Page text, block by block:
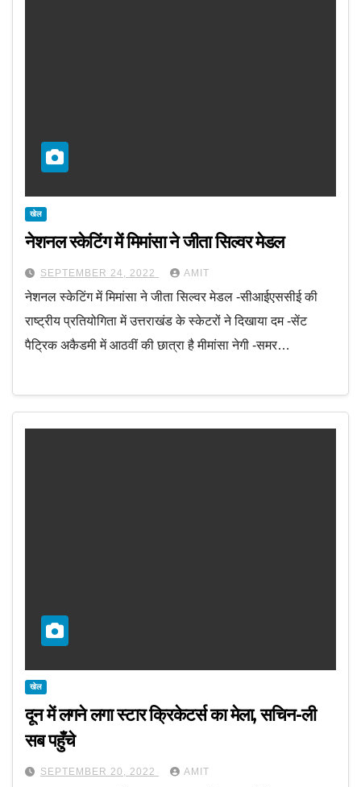
खेल
नेशनल स्केटिंग में मिमांसा ने जीता सिल्वर मेडल
SEPTEMBER 24, 2022 AMIT
नेशनल स्केटिंग में मिमांसा ने जीता सिल्वर मेडल -सीआईएससीई की
राष्ट्रीय प्रतियोगिता में उत्तराखंड के स्केटरों ने दिखाया दम -सेंट
पैट्रिक अकैडमी में आठवीं की छात्रा है मीमांसा नेगी -समर…
खेल
दून में लगने लगा स्टार क्रिकेटर्स का मेला, सचिन-ली
सब पहुँचे
SEPTEMBER 20, 2022 AMIT